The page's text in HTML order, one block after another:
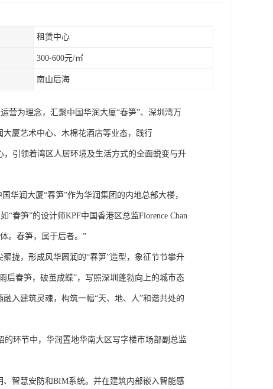
租赁中心
300-600元/㎡
南山后海
营为理念，汇聚中国华润大厦“春笋”、深圳湾万
厦艺术中心、木棉花酒店等业态，践行
，引领着湾区人居环境及生活方式的全面蜕变与升
华润大厦“春笋”作为华润集团的内地总部大楼，
春笋”的设计师KPF中国香港区总监Florence Chan
。春笋，属于后者。”
拢，形成风华圆润的“春笋”造型，象征节节攀升
后春笋，破茧成蝶”，写照深圳蓬勃向上的城市态
入建筑灵魂，构筑一幅“天、地、人”和谐共处的
环节中，华润置地华南大区写字楼市场部副总监
智慧安防和BIM系统。并在建筑内部嵌入智能感